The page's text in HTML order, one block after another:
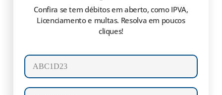
Confira se tem débitos em aberto, como IPVA,
Licenciamento e multas. Resolva em poucos
cliques!